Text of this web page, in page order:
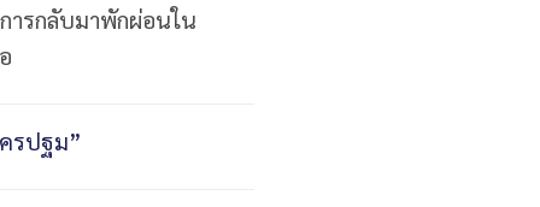
ารกลับมาพักผ่อนใน
รปฐม”